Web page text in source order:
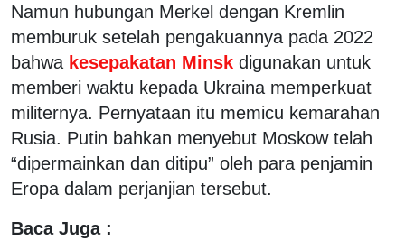
Namun hubungan Merkel dengan Kremlin
memburuk setelah pengakuannya pada 2022
bahwa kesepakatan Minsk digunakan untuk
memberi waktu kepada Ukraina memperkuat
militernya. Pernyataan itu memicu kemarahan
Rusia. Putin bahkan menyebut Moskow telah
“dipermainkan dan ditipu” oleh para penjamin
Eropa dalam perjanjian tersebut.
Baca Juga :